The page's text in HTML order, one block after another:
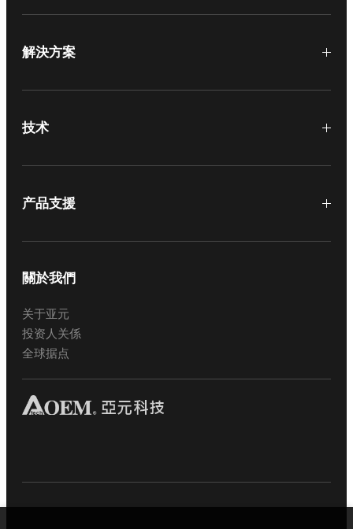
解決方案
技术
产品支援
關於我們
关于亚元
投资人关係
全球据点